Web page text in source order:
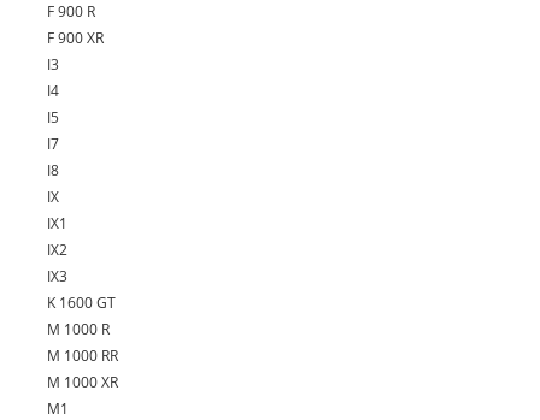
F 900 R
F 900 XR
I3
I4
I5
I7
I8
IX
IX1
IX2
IX3
K 1600 GT
M 1000 R
M 1000 RR
M 1000 XR
M1